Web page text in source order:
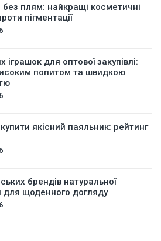
без плям: найкращі косметичні
пігментації
іграшок для оптової закупівлі:
попитом та швидкою
якісний паяльник: рейтинг
брендів натуральної
для щоденного догляду